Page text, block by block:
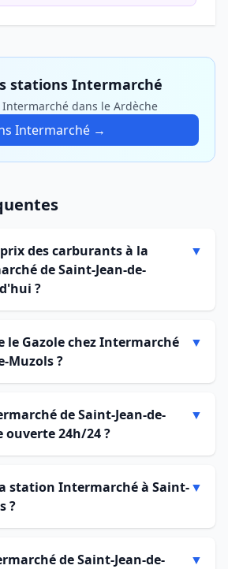
stations Intermarché
dans le Ardèche
Intermarché →
des carburants à la
de Saint-Jean-de-
?
▼
le Gazole chez Intermarché
Muzols ?
▼
de Saint-Jean-de-
ouverte 24h/24 ?
▼
station Intermarché à Saint-
?
▼
de Saint-Jean-de-
▼